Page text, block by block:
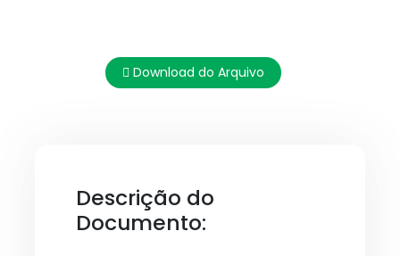
Download do Arquivo
Descrição do
Documento: